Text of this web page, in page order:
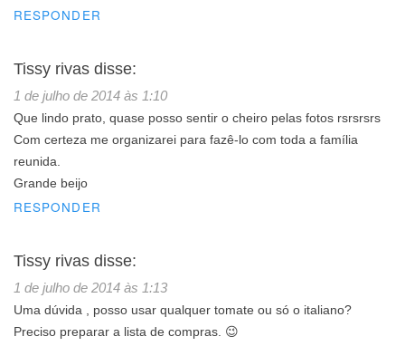
RESPONDER
Tissy rivas disse:
1 de julho de 2014 às 1:10
Que lindo prato, quase posso sentir o cheiro pelas fotos rsrsrsrs
Com certeza me organizarei para fazê-lo com toda a família
reunida.
Grande beijo
RESPONDER
Tissy rivas disse:
1 de julho de 2014 às 1:13
Uma dúvida , posso usar qualquer tomate ou só o italiano?
Preciso preparar a lista de compras. 😉